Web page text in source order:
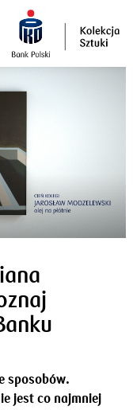
sposobów.
jest co najmniej